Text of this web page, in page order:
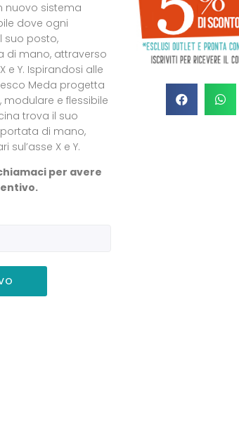
nuovo sistema
dove ogni
suo posto,
di mano, attraverso
e Y. Ispirandosi alle
Meda progetta
e flessibile
trova il suo
di mano,
X e Y.
per avere